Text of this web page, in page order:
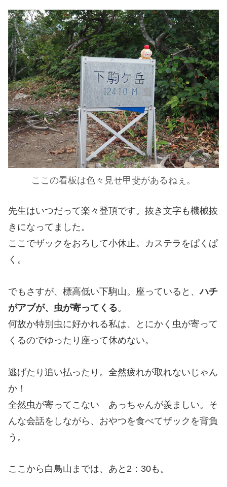
ここの看板は色々見せ甲斐があるねぇ。
先生はいつだって楽々登頂です。抜き文字も機械抜
きになってました。
ここでザックをおろして小休止。カステラをぱくぱ
く。
でもさすが、標高低い下駒山。座っていると、ハチ
がアブが、虫が寄ってくる。
何故か特別虫に好かれる私は、とにかく虫が寄って
くるのでゆったり座って休めない。
逃げたり追い払ったり。全然疲れが取れないじゃん
か！
全然虫が寄ってこない あっちゃんが羨ましい。そ
んな会話をしながら、おやつを食べてザックを背負
う。
ここから白鳥山までは、あと2：30も。